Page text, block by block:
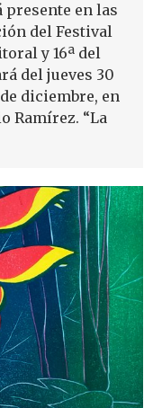
presente en las
del Festival
y 16ª del
del jueves 30
diciembre, en
Ramírez. “La